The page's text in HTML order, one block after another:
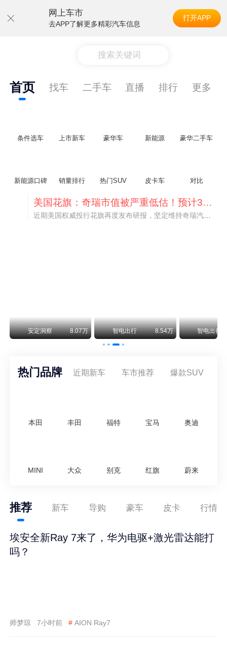
网上车市
去APP了解更多精彩汽车信息
打开APP
搜索关键词
首页 找车 二手车 直播 排行 更多
条件选车 上市新车 豪华车 新能源 豪华二手车
新能源口碑 销量排行 热门SUV 皮卡车 对比
美国花旗：奇瑞市值被严重低估！预计36港元/股
近期美国权威投行花旗再度发布研报，坚定维持奇瑞汽车（09973.HK）买入评级，将其合理目标价定格在36港元/股。对照公司最新25.46港元的二级市场现价，这一目标价意味着股价存在41.4%的可观上行空间，花旗直言，当前资本市场受短期市场情绪、国内车市价格战扰动，明显低估了奇瑞长期价值与全球化成长潜力。
安定洞察 8.07万 智电出行 8.54万 智电出行
热门品牌 近期新车 车市推荐 爆款SUV
本田 丰田 福特 宝马 奥迪
MINI 大众 别克 红旗 蔚来
推荐 新车 导购 豪车 皮卡 行情
埃安全新Ray 7来了，华为电驱+激光雷达能打
吗？
师梦琼 7小时前 # AION Ray7